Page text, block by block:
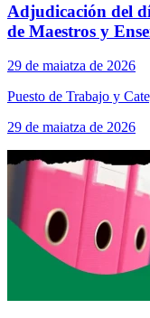
Adjudicación del
de Maestros y
29 de maiatza de 2026
Puesto de Trabajo y
29 de maiatza de 2026